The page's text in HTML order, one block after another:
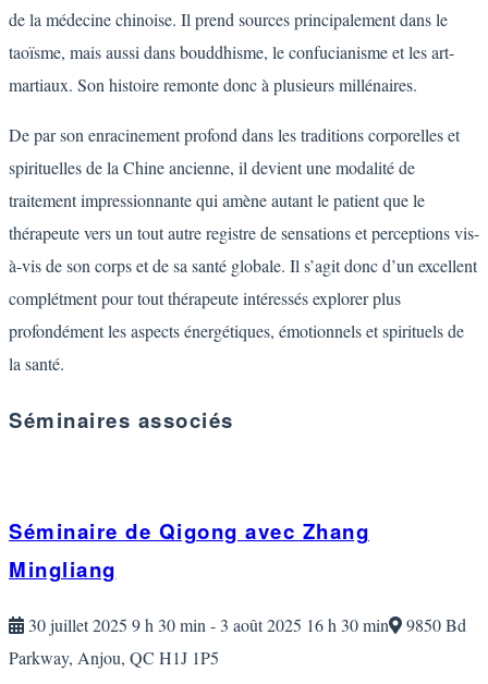
de la médecine chinoise. Il prend sources principalement dans le
taoïsme, mais aussi dans bouddhisme, le confucianisme et les art-
martiaux. Son histoire remonte donc à plusieurs millénaires.
De par son enracinement profond dans les traditions corporelles et
spirituelles de la Chine ancienne, il devient une modalité de
traitement impressionnante qui amène autant le patient que le
thérapeute vers un tout autre registre de sensations et perceptions vis-
à-vis de son corps et de sa santé globale. Il s’agit donc d’un excellent
complétment pour tout thérapeute intéressés explorer plus
profondément les aspects énergétiques, émotionnels et spirituels de
la santé.
Séminaires associés
Séminaire de Qigong avec Zhang
Mingliang
30 juillet 2025 9 h 30 min - 3 août 2025 16 h 30 min
9850 Bd
Parkway, Anjou, QC H1J 1P5